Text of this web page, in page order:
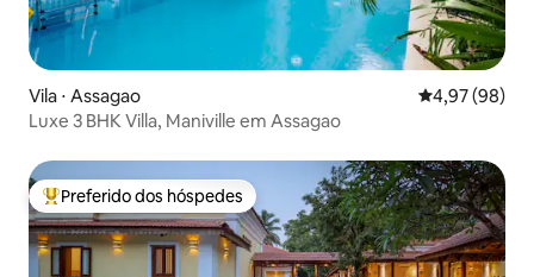
Vila ⋅ Assagao 4,97 de uma
4,97 (98)
Luxe 3 BHK Villa, Maniville em Assagao
Entre os melhores preferidos dos hóspedes
Preferido dos hóspedes